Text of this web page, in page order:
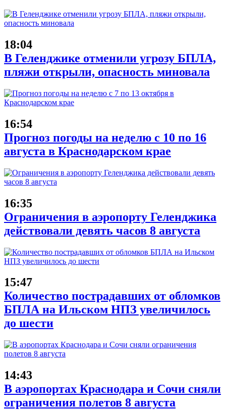
18:04
В Геленджике отменили угрозу БПЛА,
пляжи открыли, опасность миновала
16:54
Прогноз погоды на неделю с 10 по 16
августа в Краснодарском крае
16:35
Ограничения в аэропорту Геленджика
действовали девять часов 8 августа
15:47
Количество пострадавших от обломков
БПЛА на Ильском НПЗ увеличилось
до шести
14:43
В аэропортах Краснодара и Сочи сняли
ограничения полетов 8 августа